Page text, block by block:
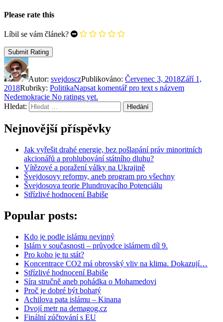
Please rate this
Líbil se vám článek?
Autor: svejdosczPublikováno: Červenec 3, 2018Září 1,
2018Rubriky: PolitikaNapsat komentářpro text s názvem
Nedemokracie No ratings yet.
Hledat:
Hledání
Nejnovější příspěvky
Jak vyřešit drahé energie, bez pošlapání práv minoritních
akcionářů a prohlubování státního dluhu?
Vítězové a poražení války na Ukrajině
Švejdosovy reformy, aneb program pro všechny
Švejdosova teorie Plundrovacího Potenciálu
Střízlivé hodnocení Babiše
Popular posts:
Kdo je podle islámu nevinný
Islám v současnosti – průvodce islámem díl 9.
Pro koho je tu stát?
Koncentrace CO2 má obrovský vliv na klima. Dokazují…
Střízlivé hodnocení Babiše
Síra stručně aneb pohádka o Mohamedovi
Proč je dobré být bohatý
Achilova pata islámu – Kinana
Dvojí metr na demagog.cz
Finální zúčtování s EU